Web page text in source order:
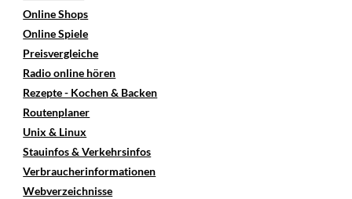
Online Shops
Online Spiele
Preisvergleiche
Radio online hören
Rezepte - Kochen & Backen
Routenplaner
Unix & Linux
Stauinfos & Verkehrsinfos
Verbraucherinformationen
Webverzeichnisse